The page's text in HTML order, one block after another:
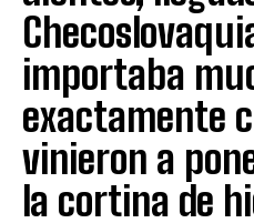
importaba
exactamente
vinieron a
la cortina de